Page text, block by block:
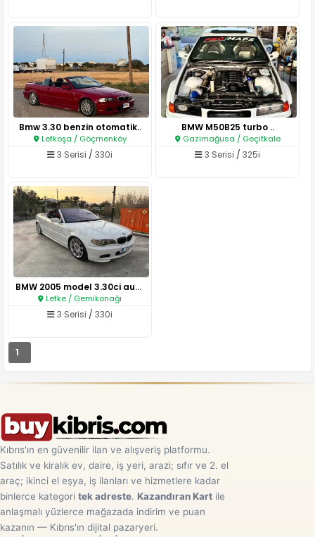
Bmw 3.30 benzin otomatik..
Lefkoşa / Göçmenköy
3 Serisi / 330i
BMW M50B25 turbo ..
Gazimağusa / Geçitkale
3 Serisi /325i
BMW 2005 model 3.30ci auto ..
Lefke / Gemikonağı
3 Serisi / 330i
1
Kıbrıs'ın en güvenilir ilan ve alışveriş platformu.
Satılık ve kiralık ev, daire, iş yeri, arazi; sıfır ve 2. el
araç; ikinci el eşya, iş ilanları ve hizmetlere kadar
binlerce kategori tek adreste. Kazandıran Kart ile
anlaşmalı yüzlerce mağazada indirim ve puan
kazanın — Kıbrıs'ın dijital pazaryeri.